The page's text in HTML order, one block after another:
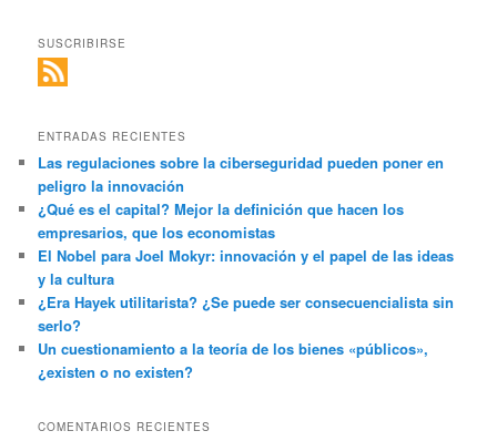
SUSCRIBIRSE
ENTRADAS RECIENTES
Las regulaciones sobre la ciberseguridad pueden poner en
peligro la innovación
¿Qué es el capital? Mejor la definición que hacen los
empresarios, que los economistas
El Nobel para Joel Mokyr: innovación y el papel de las ideas
y la cultura
¿Era Hayek utilitarista? ¿Se puede ser consecuencialista sin
serlo?
Un cuestionamiento a la teoría de los bienes «públicos»,
¿existen o no existen?
COMENTARIOS RECIENTES